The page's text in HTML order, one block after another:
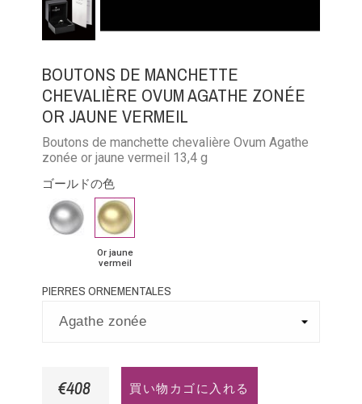
BOUTONS DE MANCHETTE
CHEVALIÈRE OVUM AGATHE ZONÉE
OR JAUNE VERMEIL
Boutons de manchette chevalière Ovum Agathe
zonée or jaune vermeil 13,4 g
ゴールドの色
Argent
palladié
Or
jaune
vermeil
Or jaune
vermeil
PIERRES ORNEMENTALES
€408 買い物カゴに入れる